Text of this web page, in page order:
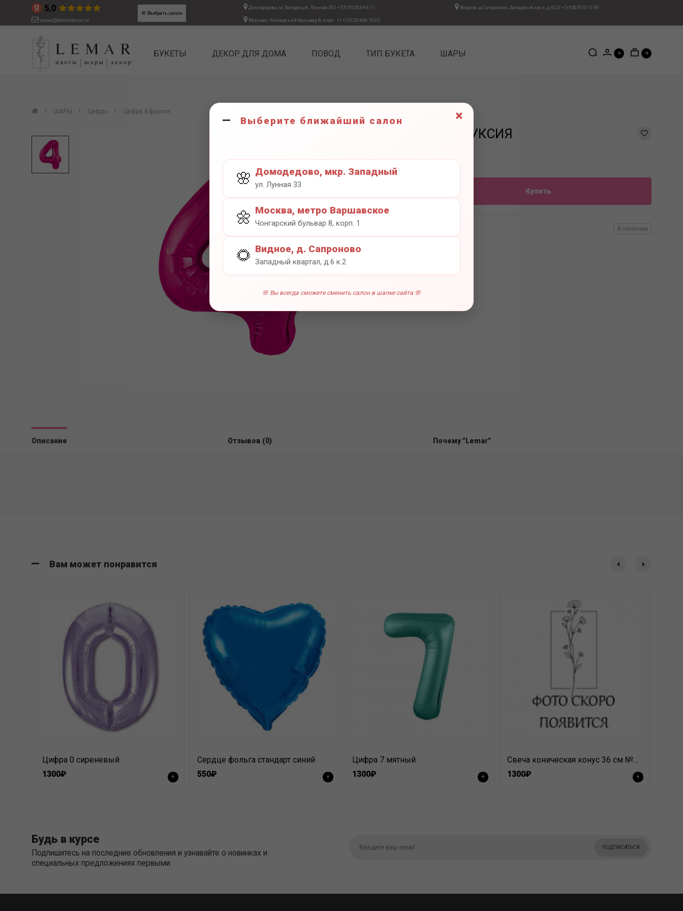
×
Выберите ближайший салон
🌸 Домодедово, мкр. Западный
ул. Лунная 33
🌼 Москва, метро Варшавское
Чонгарский бульвар 8, корп. 1
🌻 Видное, д. Сапроново
Западный квартал, д.6 к.2
🌸 Вы всегда сможете сменить салон в шапке сайта 🌸
БУКЕТЫ ДЕКОР ДЛЯ ДОМА ПОВОД ТИП БУКЕТА ШАРЫ
zakaz@lemardecor.ru
🌸 Выбрать салон
Домодедово, м.Западный, Лунная 33| +7(915)203-93-11
Москва, Чонгарский бульвар 8, корп. 1 | +7(925)664-15-02
Видное, д.Сапроново, Западный кв-л, д.6/2 |+7(930)933-17-90
0 0
ШАРЫ Цифры Цифра 4 фуксия
ЦИФРА 4 ФУКСИЯ
1300₽
Купить
В наличии
Описание Отзывов (0) Почему "Lemar"
Вам может понравится
Цифра 0 сиреневый
1300₽
+
Сердце фольга стандарт синий
550₽
+
Цифра 7 мятный
1300₽
+
Свеча коническая конус 36 см №23 изумруд
1300₽
+
Будь в курсе
Подпишитесь на последние обновления и узнавайте о новинках и
специальных предложениях первыми
ПОДПИСАТЬСЯ